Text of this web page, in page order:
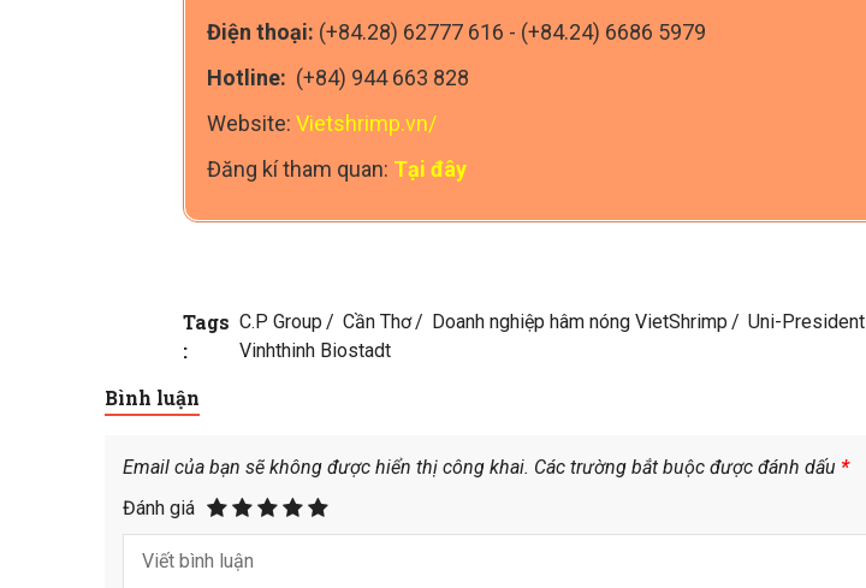
Điện thoại: (+84.28) 62777 616 - (+84.24) 6686 5979
Hotline: (+84) 944 663 828
Website: Vietshrimp.vn/
Đăng kí tham quan: Tại đây
Tags
:
C.P Group Cần Thơ Doanh nghiệp hâm nóng VietShrimp Uni-President
Vinhthinh Biostadt
Bình luận
Email của bạn sẽ không được hiển thị công khai. Các trường bắt buộc được đánh dấu *
Đánh giá